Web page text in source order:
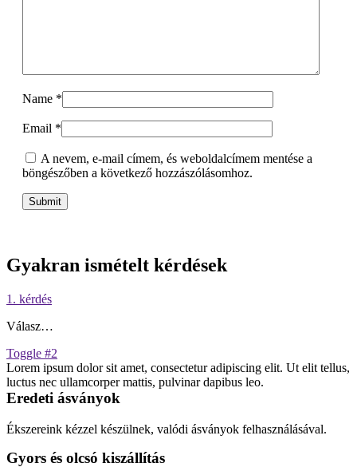
Name *
Email *
A nevem, e-mail címem, és weboldalcímem mentése a
böngészőben a következő hozzászólásomhoz.
Gyakran ismételt kérdések
1. kérdés
Válasz…
Toggle #2
Lorem ipsum dolor sit amet, consectetur adipiscing elit. Ut elit tellus,
luctus nec ullamcorper mattis, pulvinar dapibus leo.
Eredeti ásványok
Ékszereink kézzel készülnek, valódi ásványok felhasználásával.
Gyors és olcsó kiszállítás